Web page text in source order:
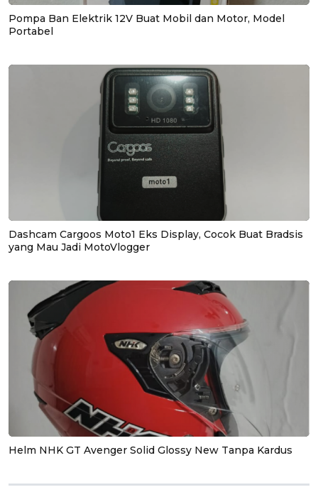
Pompa Ban Elektrik 12V Buat Mobil dan Motor, Model
Portabel
Dashcam Cargoos Moto1 Eks Display, Cocok Buat Bradsis
yang Mau Jadi MotoVlogger
Helm NHK GT Avenger Solid Glossy New Tanpa Kardus